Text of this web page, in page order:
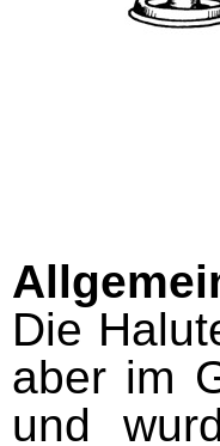
Die
aber im
und